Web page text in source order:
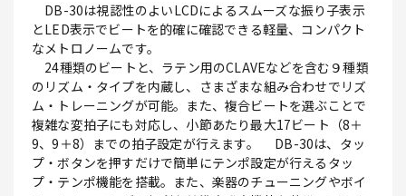
DB-30は視認性のよいLCDによるスムーズな振り子表示
とLED表示でビートを的確に確認できる軽量、コンパクト
なメトロノームです。
24種類のビートと、ラテン用のCLAVEなどを含む９種類
のリズム・タイプを内蔵し、さまざまな組み合わせでリズ
ム・トレーニングが可能。また、複合ビートを選ぶことで
複雑な変拍子にも対応し、小節あたり最大17ビート（8＋
9、9＋8）までの拍子設定が行えます。 DB-30は、タッ
プ・ボタンを押すだけで簡単にテンポ設定が行えるタッ
プ・テンポ機能を搭載。また、楽器のチューニングやボイ